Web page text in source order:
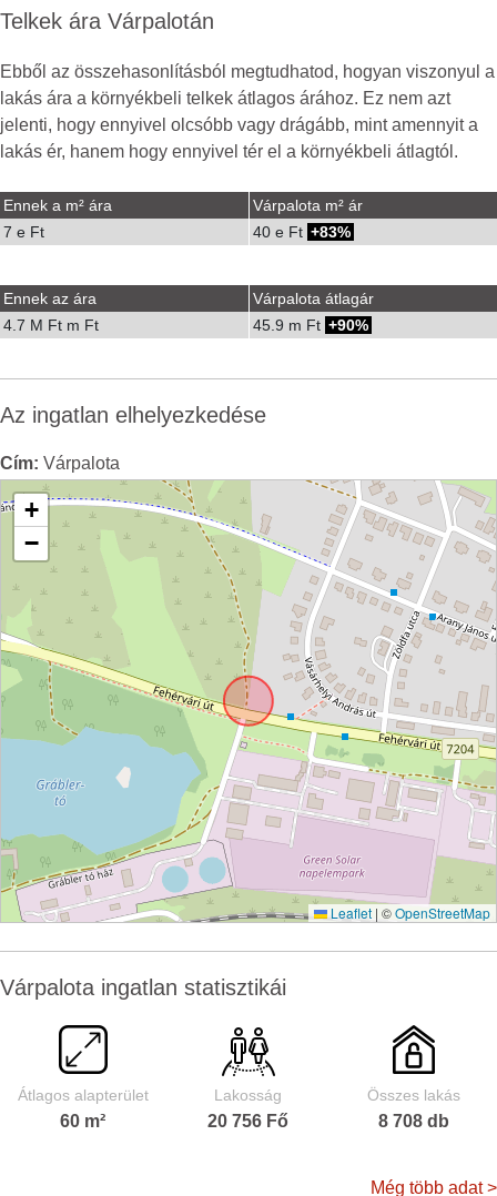
Telkek ára Várpalotán
Ebből az összehasonlításból megtudhatod, hogyan viszonyul a
lakás ára a környékbeli telkek átlagos árához. Ez nem azt
jelenti, hogy ennyivel olcsóbb vagy drágább, mint amennyit a
lakás ér, hanem hogy ennyivel tér el a környékbeli átlagtól.
Ennek a m² ára
Várpalota m² ár
7 e Ft
40 e Ft 83%
Ennek az ára
Várpalota átlagár
4.7 M Ft m Ft
45.9 m Ft 90%
Az ingatlan elhelyezkedése
Cím: Várpalota
+
−
Leaflet | ©OpenStreetMap
Várpalota ingatlan statisztikái
Átlagos alapterület
60 m²
Lakosság
20 756 Fő
Összes lakás
8 708 db
Még több adat >